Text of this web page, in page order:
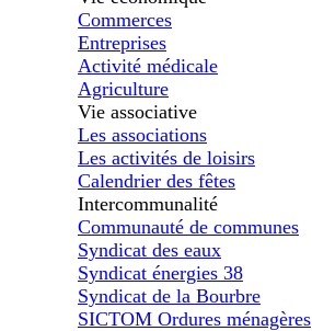
Commerces
Entreprises
Activité médicale
Agriculture
Vie associative
Les associations
Les activités de loisirs
Calendrier des fêtes
Intercommunalité
Communauté de communes
Syndicat des eaux
Syndicat énergies 38
Syndicat de la Bourbre
SICTOM Ordures ménagères